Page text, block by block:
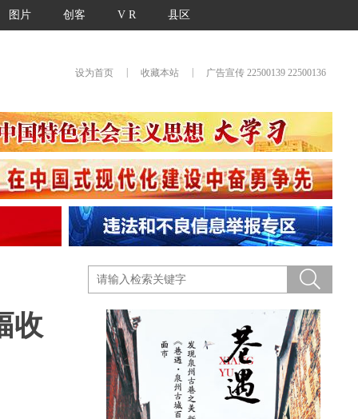
图片 创客 V R 县区
设为首页 收藏本站 广告宣传 22500139 22500136
收